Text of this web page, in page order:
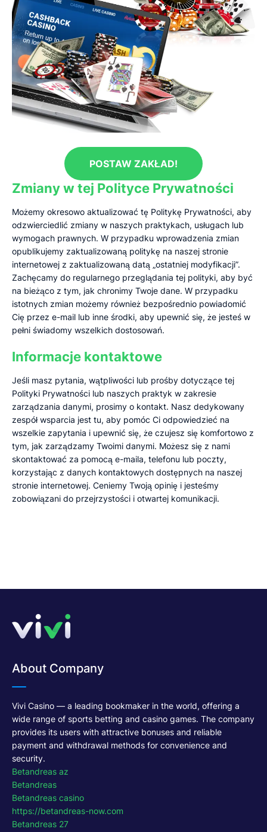
POSTAW ZAKŁAD!
Zmiany w tej Polityce Prywatności
Możemy okresowo aktualizować tę Politykę Prywatności, aby
odzwierciedlić zmiany w naszych praktykach, usługach lub
wymogach prawnych. W przypadku wprowadzenia zmian
opublikujemy zaktualizowaną politykę na naszej stronie
internetowej z zaktualizowaną datą „ostatniej modyfikacji”.
Zachęcamy do regularnego przeglądania tej polityki, aby być
na bieżąco z tym, jak chronimy Twoje dane. W przypadku
istotnych zmian możemy również bezpośrednio powiadomić
Cię przez e-mail lub inne środki, aby upewnić się, że jesteś w
pełni świadomy wszelkich dostosowań.
Informacje kontaktowe
Jeśli masz pytania, wątpliwości lub prośby dotyczące tej
Polityki Prywatności lub naszych praktyk w zakresie
zarządzania danymi, prosimy o kontakt. Nasz dedykowany
zespół wsparcia jest tu, aby pomóc Ci odpowiedzieć na
wszelkie zapytania i upewnić się, że czujesz się komfortowo z
tym, jak zarządzamy Twoimi danymi. Możesz się z nami
skontaktować za pomocą e-maila, telefonu lub poczty,
korzystając z danych kontaktowych dostępnych na naszej
stronie internetowej. Ceniemy Twoją opinię i jesteśmy
zobowiązani do przejrzystości i otwartej komunikacji.
About Company
Vivi Casino — a leading bookmaker in the world, offering a
wide range of sports betting and casino games. The company
provides its users with attractive bonuses and reliable
payment and withdrawal methods for convenience and
security.
Betandreas az
Betandreas
Betandreas casino
https://betandreas-now.com
Betandreas 27